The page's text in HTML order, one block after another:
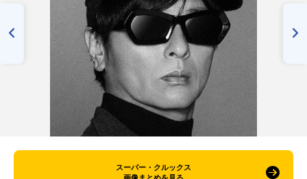
スーパー・クルックス
画像まとめを見る